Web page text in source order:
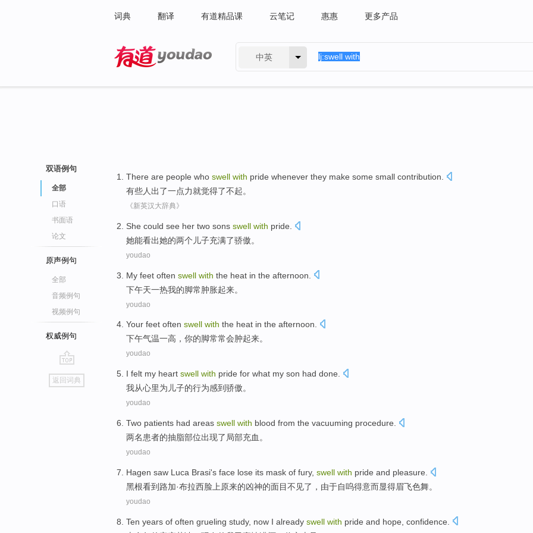
词典 翻译 有道精品课 云笔记 惠惠 更多产品
中英
双语例句
全部
口语
书面语
论文
原声例句
全部
音频例句
视频例句
权威例句
go
top
返回词典
There are people who swell with pride whenever they make some small contribution.
有些人 出了一点力就觉得了不起。
《新英汉大辞典》
She could see her two sons swell with pride
她能看出她的两个 儿子充满了骄傲。
youdao
My feet often swell with the heat in the afternoon.
下午天一热我的脚常肿胀起来。
youdao
Your feet often swell with the heat in the afternoon.
下午气温一高， 你的脚常常会肿起来。
youdao
I felt my heart swell with pride for what my son had done.
我从心里为 儿子的行为感到骄傲。
youdao
Two patients had areas swell with blood from the vacuuming procedure
两名患者的抽脂部位出现了 局部充血 。
youdao
Hagen saw Luca Brasi's face lose its mask of fury, swell with pride and pleasure.
黑根看到 路加·布拉西脸上 原来的凶神的面目不见了，由于自呜得意而显得眉飞色舞。
youdao
Ten years of often grueling study, now I already swell with pride and hope confidence